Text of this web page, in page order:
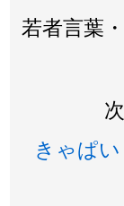
若者言葉
きゃぱい